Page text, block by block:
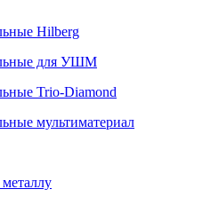
Hilberg
для УШМ
Trio-Diamond
мультиматериал